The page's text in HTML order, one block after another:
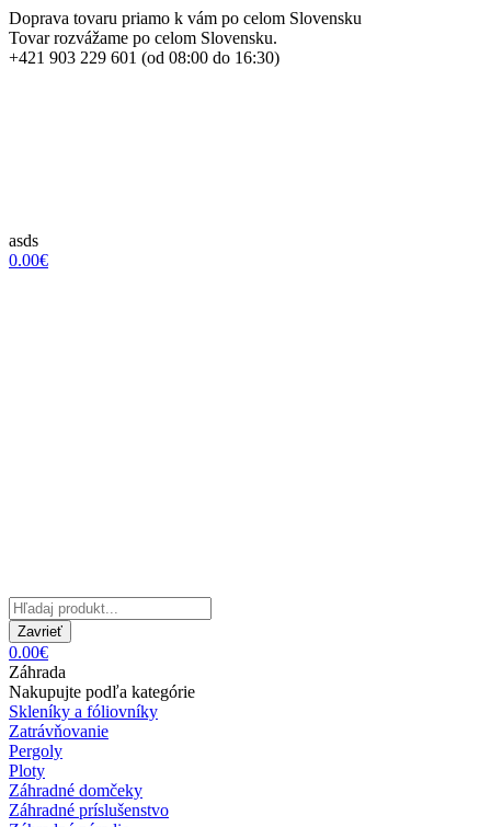
Doprava tovaru priamo k vám po celom Slovensku
Tovar rozvážame po celom Slovensku.
+421 903 229 601 (od 08:00 do 16:30)
asds
0.00€
Zavrieť
0.00€
Záhrada
Nakupujte podľa kategórie
Skleníky a fóliovníky
Zatrávňovanie
Pergoly
Ploty
Záhradné domčeky
Záhradné príslušenstvo